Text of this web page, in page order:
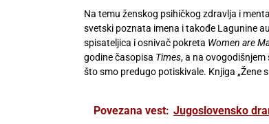
Na temu ženskog psihičkog zdravlja i
svetski poznata imena i takođe Lagunine
spisateljica i osnivač pokreta Women are
godine časopisa Times, a na
što smo predugo potiskivale. Knjiga „Žene
Povezana vest: Jugoslovensko